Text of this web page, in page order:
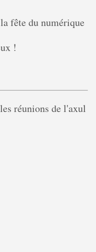
fête du numérique
!
réunions de l'axul